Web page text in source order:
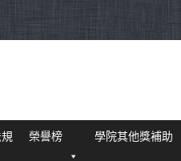
榮譽榜 學院其他獎補助